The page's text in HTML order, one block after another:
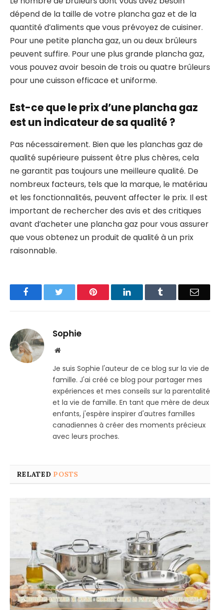
dépend de la taille de votre plancha gaz et de la
quantité d’aliments que vous prévoyez de cuisiner.
Pour une petite plancha gaz, un ou deux brûleurs
peuvent suffire. Pour une plus grande plancha gaz,
vous pouvez avoir besoin de trois ou quatre brûleurs
pour une cuisson efficace et uniforme.
Est-ce que le prix d’une plancha gaz
est un indicateur de sa qualité ?
Pas nécessairement. Bien que les planchas gaz de
qualité supérieure puissent être plus chères, cela
ne garantit pas toujours une meilleure qualité. De
nombreux facteurs, tels que la marque, le matériau
et les fonctionnalités, peuvent affecter le prix. Il est
important de rechercher des avis et des critiques
avant d’acheter une plancha gaz pour vous assurer
que vous obtenez un produit de qualité à un prix
raisonnable.
Facebook Pinterest LinkedIn Email
Sophie
Website
Je suis Sophie l'auteur de ce blog sur la vie de
famille. J'ai créé ce blog pour partager mes
expériences et mes conseils sur la parentalité
et la vie de famille. En tant que mère de deux
enfants, j'espère inspirer d'autres familles
canadiennes à créer des moments précieux
avec leurs proches.
RELATED POSTS